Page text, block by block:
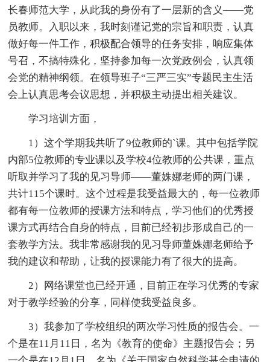
长春师范大学，从此我的身份有了一层新的含义——党
员教师。入职以来，我时刻谨记党的宗旨和职责，认真
做好每一件工作，积极配合领导的任务安排，响应集体
号召，不搞特殊化，坚持参加每一次党政例会，认真领
会党的精神纲领。在领导班子“三严三实”专题民主生活
会上认真思考会议思想，并积极主动提出相关建议。
学习培训方面，
1）这个学期我共听了9位教师的`课。其中包括学院
内部5位教师的专业课以及学校4位教师的公共课，重点
听取并学习了我的见习导师——董姝娜老师的两门课，
共计115个课时。这个过程是我受益最大的，每一位教师
都有每一位教师的授课方法和特点，学习他们的优秀授
课方式再结合自身的特点，目前已经初步形成自己的一
套教学方法。我非常感谢我的见习导师董姝娜老师给予
我的建议和帮助，让我的授课能力有了很大的提高。
2）网络课堂也已经开通，目前正在学习优秀的专家
对于教学经验的分享，同样使我受益良多。
3）我参加了学校组织的两次学习性质的报告会。一
个是在11月11日，名为《教育的使命》主题报告会；另